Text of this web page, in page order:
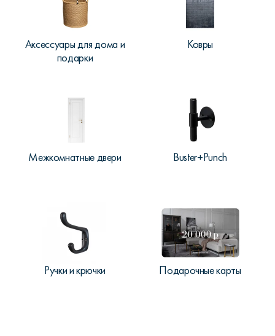
Аксессуары для дома и
подарки
Ковры
Межкомнатные двери Buster+Punch
Ручки и крючки Подарочные карты